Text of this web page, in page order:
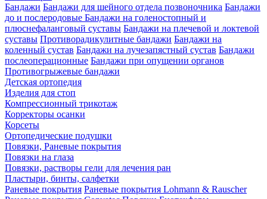
Бандажи Бандажи для шейного отдела позвоночника Бандажи
до и послеродовые Бандажи на голеностопный и
плюснефаланговый суставы Бандажи на плечевой и локтевой
суставы Противорадикулитные бандажи Бандажи на
коленный сустав Бандажи на лучезапястный сустав Бандажи
послеоперационные Бандажи при опущении органов
Противогрыжевые бандажи
Детская ортопедия
Изделия для стоп
Компрессионный трикотаж
Корректоры осанки
Корсеты
Ортопедические подушки
Повязки, Раневые покрытия
Повязки на глаза
Повязки, растворы гели для лечения ран
Пластыри, бинты, салфетки
Раневые покрытия Раневые покрытия Lohmann & Rauscher